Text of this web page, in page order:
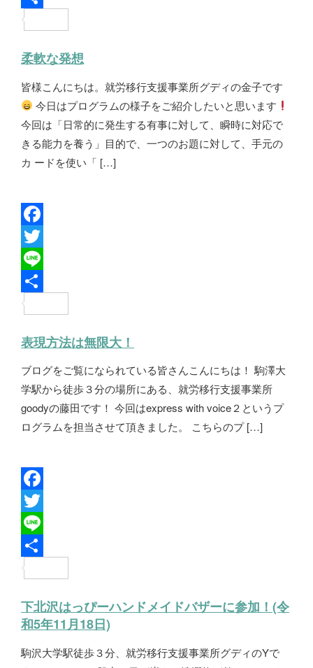
e
o
o
k
i
t
e
r
i
e
柔軟な発想
皆様こんにちは。就労移行支援事業所グディの金子です
今日はプログラムの様子をご紹介したいと思います
今回は「日常的に発生する有事に対して、瞬時に対応で
きる能力を養う」目的で、一つのお題に対して、手元の
カ ードを使い「 […]
F
a
c
e
o
o
k
T
w
i
t
e
r
L
i
e
表現方法は無限大！
ブログをご覧になられている皆さんこんにちは！ 駒澤大
学駅から徒歩３分の場所にある、就労移行支援事業所
goodyの藤田です！ 今回はexpress with voice２というプ
ログラムを担当させて頂きました。 こちらのプ […]
F
a
c
e
o
o
k
T
w
i
t
e
r
L
i
e
下北沢はっぴーハンドメイドバザーに参加！(令
和5年11月18日)
駒沢大学駅徒歩３分、就労移行支援事業所グディのYで